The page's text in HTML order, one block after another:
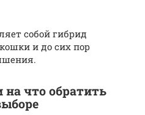
собой гибрид
и до сих пор
на что обратить